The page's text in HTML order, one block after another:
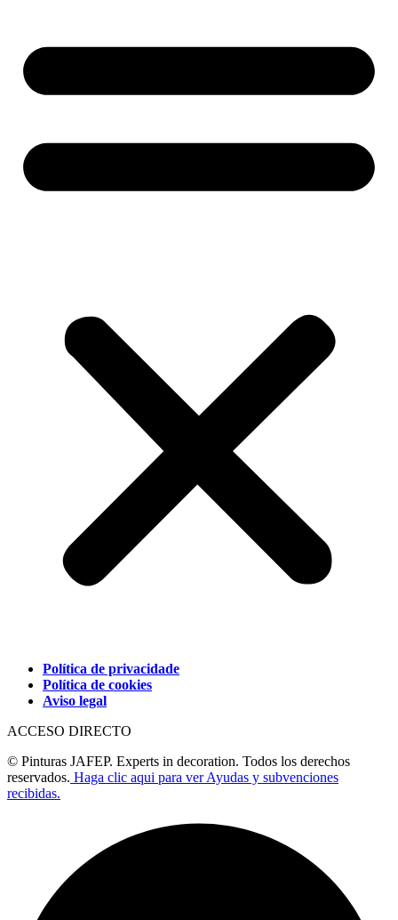
Política de privacidade
Política de cookies
Aviso legal
ACCESO DIRECTO
© Pinturas JAFEP. Experts in decoration. Todos los derechos
reservados. Haga clic aqui para ver Ayudas y subvenciones
recibidas.